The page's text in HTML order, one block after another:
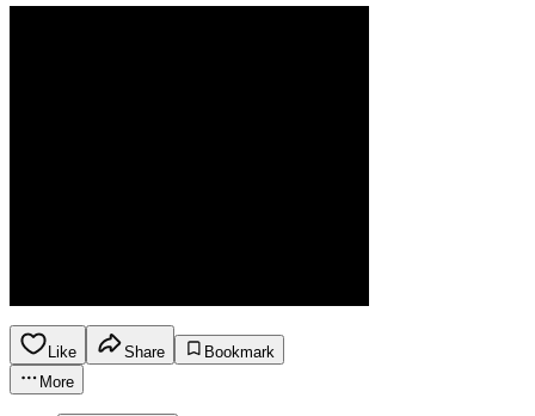
Like Share
Bookmark
More